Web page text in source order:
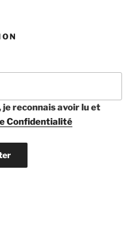
reconnais avoir lu et
Confidentialité